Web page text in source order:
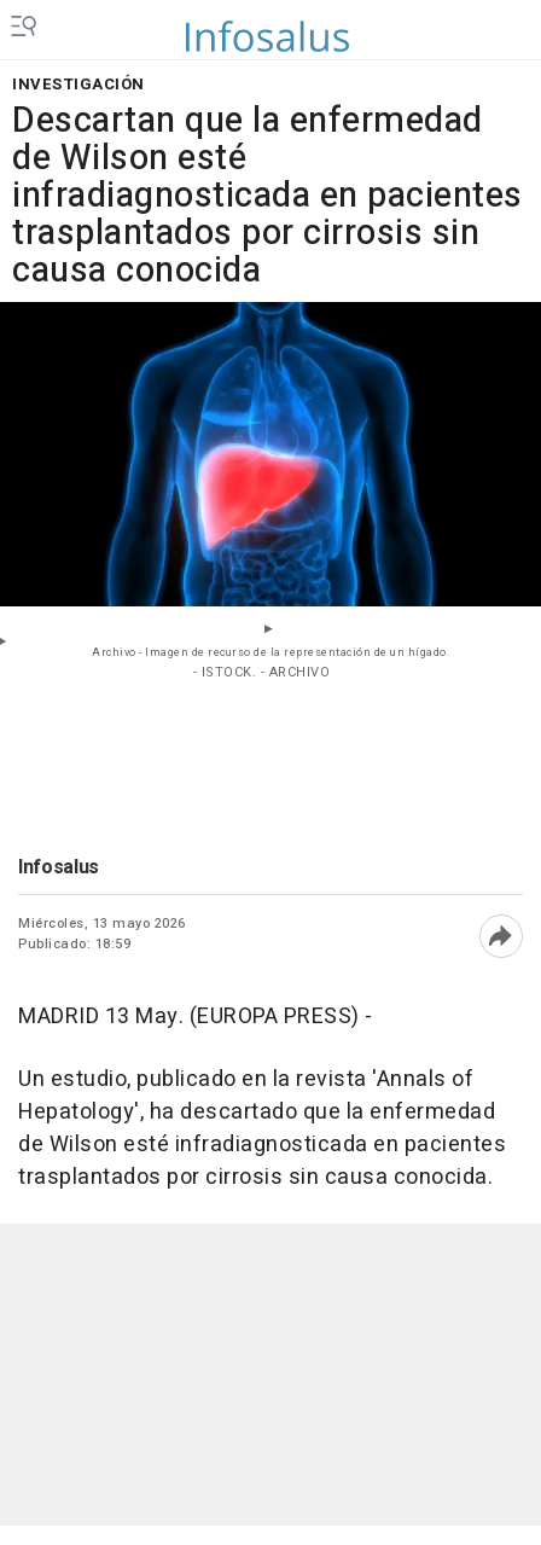
INVESTIGACIÓN
Descartan que la enfermedad
de Wilson esté
infradiagnosticada en pacientes
trasplantados por cirrosis sin
causa conocida
Archivo - Imagen de recurso de la representación de un hígado.
- ISTOCK. - ARCHIVO
Infosalus
Miércoles, 13 mayo 2026
Publicado: 18:59
MADRID 13 May. (EUROPA PRESS) -
Un estudio, publicado en la revista 'Annals of
Hepatology', ha descartado que la enfermedad
de Wilson esté infradiagnosticada en pacientes
trasplantados por cirrosis sin causa conocida.